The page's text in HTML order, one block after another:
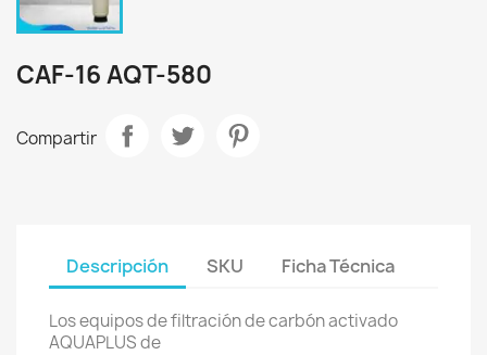
CAF-16 AQT-580
Compartir
Descripción SKU Ficha Técnica
Los equipos de filtración de carbón activado
AQUAPLUS de